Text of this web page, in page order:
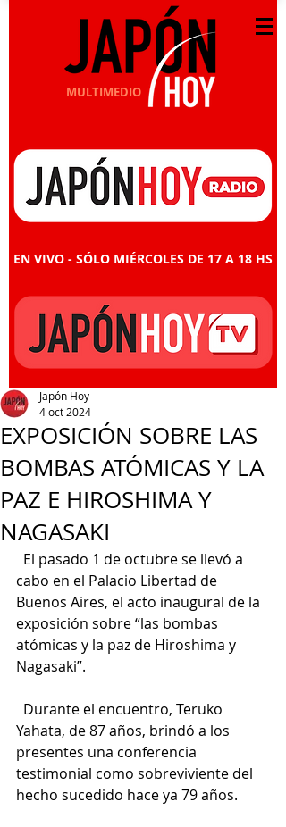
MULTIMEDIO
EN VIVO - SÓLO MIÉRCOLES DE 17 A 18 HS
EXPOSICIÓN SOBRE LAS
BOMBAS ATÓMICAS Y LA
PAZ E HIROSHIMA Y
NAGASAKI
Japón Hoy
4 oct 2024
El pasado 1 de octubre se llevó a
cabo en el Palacio Libertad de
Buenos Aires, el acto inaugural de la
exposición sobre “las bombas
atómicas y la paz de Hiroshima y
Nagasaki”.
Durante el encuentro, Teruko
Yahata, de 87 años, brindó a los
presentes una conferencia
testimonial como sobreviviente del
hecho sucedido hace ya 79 años.